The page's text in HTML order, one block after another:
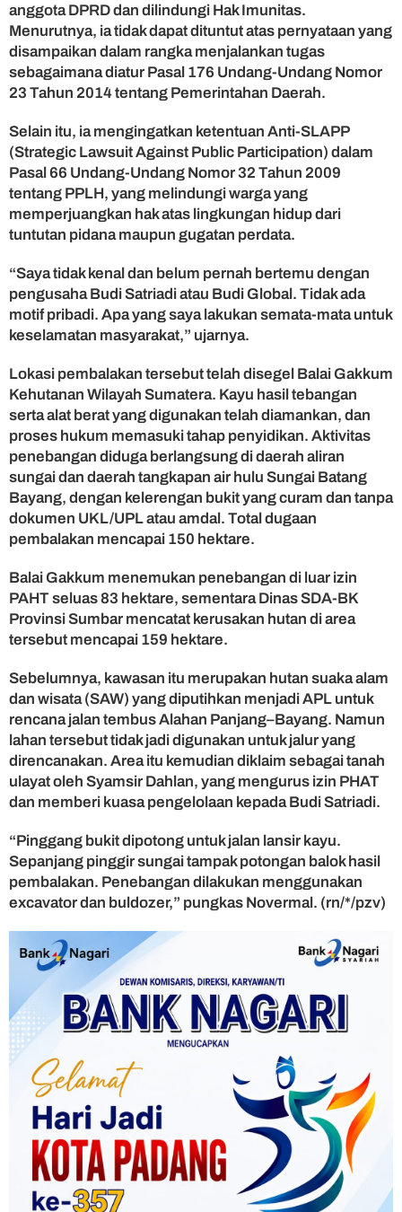
anggota DPRD dan dilindungi Hak Imunitas.
Menurutnya, ia tidak dapat dituntut atas pernyataan yang
disampaikan dalam rangka menjalankan tugas
sebagaimana diatur Pasal 176 Undang-Undang Nomor
23 Tahun 2014 tentang Pemerintahan Daerah.
Selain itu, ia mengingatkan ketentuan Anti-SLAPP
(Strategic Lawsuit Against Public Participation) dalam
Pasal 66 Undang-Undang Nomor 32 Tahun 2009
tentang PPLH, yang melindungi warga yang
memperjuangkan hak atas lingkungan hidup dari
tuntutan pidana maupun gugatan perdata.
“Saya tidak kenal dan belum pernah bertemu dengan
pengusaha Budi Satriadi atau Budi Global. Tidak ada
motif pribadi. Apa yang saya lakukan semata-mata untuk
keselamatan masyarakat,” ujarnya.
Lokasi pembalakan tersebut telah disegel Balai Gakkum
Kehutanan Wilayah Sumatera. Kayu hasil tebangan
serta alat berat yang digunakan telah diamankan, dan
proses hukum memasuki tahap penyidikan. Aktivitas
penebangan diduga berlangsung di daerah aliran
sungai dan daerah tangkapan air hulu Sungai Batang
Bayang, dengan kelerengan bukit yang curam dan tanpa
dokumen UKL/UPL atau amdal. Total dugaan
pembalakan mencapai 150 hektare.
Balai Gakkum menemukan penebangan di luar izin
PAHT seluas 83 hektare, sementara Dinas SDA-BK
Provinsi Sumbar mencatat kerusakan hutan di area
tersebut mencapai 159 hektare.
Sebelumnya, kawasan itu merupakan hutan suaka alam
dan wisata (SAW) yang diputihkan menjadi APL untuk
rencana jalan tembus Alahan Panjang–Bayang. Namun
lahan tersebut tidak jadi digunakan untuk jalur yang
direncanakan. Area itu kemudian diklaim sebagai tanah
ulayat oleh Syamsir Dahlan, yang mengurus izin PHAT
dan memberi kuasa pengelolaan kepada Budi Satriadi.
“Pinggang bukit dipotong untuk jalan lansir kayu.
Sepanjang pinggir sungai tampak potongan balok hasil
pembalakan. Penebangan dilakukan menggunakan
excavator dan buldozer,” pungkas Novermal. (rn/*/pzv)